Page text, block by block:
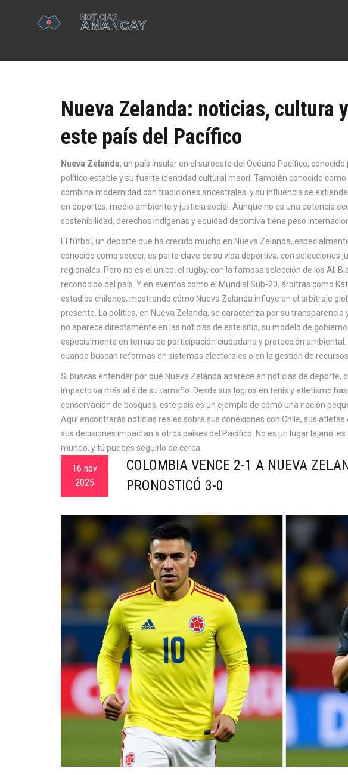
Nueva Zelanda: noticias, cultura
este país del Pacífico
Nueva Zelanda, un país insular en el suroeste del Océano Pacífico,
político estable y su fuerte identidad cultural maorí . También conocido
combina modernidad con tradiciones ancestrales, y su influencia se
en deportes, medio ambiente y justicia social.
Aunque no es una potencia
sostenibilidad, derechos indígenas y equidad deportiva tiene peso
El fútbol , un deporte que ha crecido mucho en Nueva Zelanda,
conocido como soccer, es parte clave de su vida deportiva, con selecciones
regionales. Pero no es el único: el rugby, con la famosa selección de los All
reconocido del país. Y en eventos como el Mundial Sub-20, árbitras como
estadios chilenos, mostrando cómo Nueva Zelanda influye en el arbitraje
presente.
La política, en Nueva Zelanda, se caracteriza por su transparencia
no aparece directamente en las noticias de este sitio, su modelo de
especialmente en temas de participación ciudadana y protección ambiental.
cuando buscan reformas en sistemas electorales o en la gestión de
Si buscas entender por qué Nueva Zelanda aparece en noticias de deporte,
impacto va más allá de su tamaño. Desde sus logros en tenis y atletismo
conservación de bosques, este país es un ejemplo de cómo una nación
Aquí encontrarás noticias reales sobre sus conexiones con Chile, sus
sus decisiones impactan a otros países del Pacífico. No es un lugar lejano:
mundo, y tú puedes seguirlo de cerca.
16 nov
2025
COLOMBIA VENCE 2-1 A NUEVA
PRONOSTICÓ 3-0